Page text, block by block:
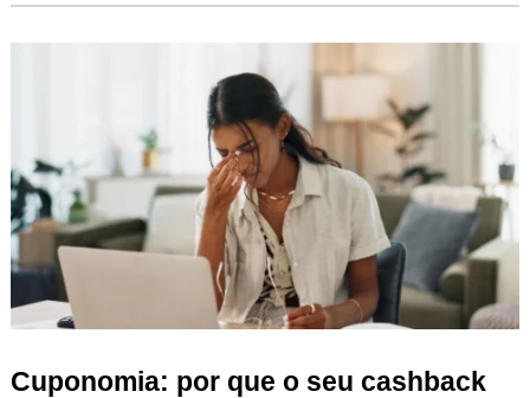
Cuponomia: por que o seu cashback